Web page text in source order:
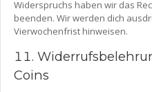
Widerspruchs haben wir das
beenden. Wir werden dich
Vierwochenfrist hinweisen.
Coins